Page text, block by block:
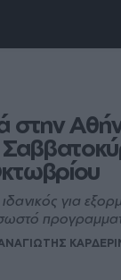
στην
για